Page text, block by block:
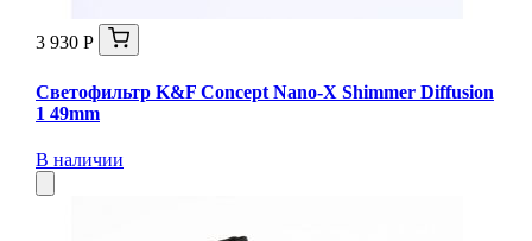
3 930 Р
Светофильтр K&F Concept Nano-X Shimmer Diffusion
1 49mm
В наличии